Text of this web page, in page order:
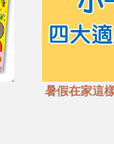
暑假在家這